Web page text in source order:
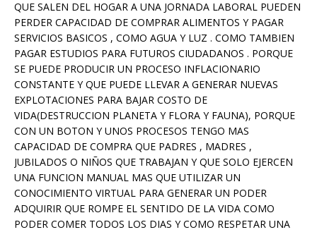
QUE SALEN DEL HOGAR A UNA JORNADA LABORAL PUEDEN
PERDER CAPACIDAD DE COMPRAR ALIMENTOS Y PAGAR
SERVICIOS BASICOS , COMO AGUA Y LUZ . COMO TAMBIEN
PAGAR ESTUDIOS PARA FUTUROS CIUDADANOS . PORQUE
SE PUEDE PRODUCIR UN PROCESO INFLACIONARIO
CONSTANTE Y QUE PUEDE LLEVAR A GENERAR NUEVAS
EXPLOTACIONES PARA BAJAR COSTO DE
VIDA(DESTRUCCION PLANETA Y FLORA Y FAUNA), PORQUE
CON UN BOTON Y UNOS PROCESOS TENGO MAS
CAPACIDAD DE COMPRA QUE PADRES , MADRES ,
JUBILADOS O NIÑOS QUE TRABAJAN Y QUE SOLO EJERCEN
UNA FUNCION MANUAL MAS QUE UTILIZAR UN
CONOCIMIENTO VIRTUAL PARA GENERAR UN PODER
ADQUIRIR QUE ROMPE EL SENTIDO DE LA VIDA COMO
PODER COMER TODOS LOS DIAS Y COMO RESPETAR UNA